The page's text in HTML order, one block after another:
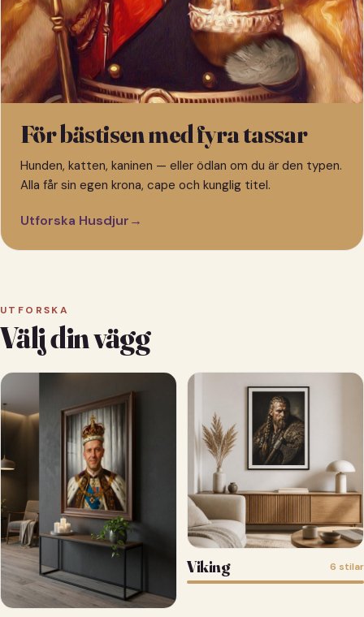
För bästisen med fyra tassar
Hunden, katten, kaninen — eller ödlan om du är den typen.
Alla får sin egen krona, cape och kunglig titel.
Utforska Husdjur→
UTFORSKA
Välj din vägg
Viking 6 stilar